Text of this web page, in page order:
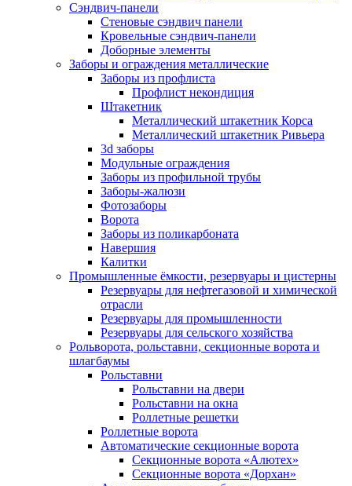
Сэндвич-панели
Стеновые сэндвич панели
Кровельные сэндвич-панели
Доборные элементы
Заборы и ограждения металлические
Заборы из профлиста
Профлист некондиция
Штакетник
Металлический штакетник Корса
Металлический штакетник Ривьера
3d заборы
Модульные ограждения
Заборы из профильной трубы
Заборы-жалюзи
Фотозаборы
Ворота
Заборы из поликарбоната
Навершия
Калитки
Промышленные ёмкости, резервуары и цистерны
Резервуары для нефтегазовой и химической
отрасли
Резервуары для промышленности
Резервуары для сельского хозяйства
Рольворота, рольставни, секционные ворота и
шлагбаумы
Рольставни
Рольставни на двери
Рольставни на окна
Роллетные решетки
Роллетные ворота
Автоматические секционные ворота
Секционные ворота «Алютех»
Секционные ворота «Дорхан»